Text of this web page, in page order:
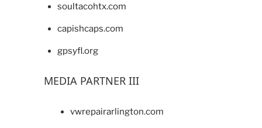
soultacohtx.com
capishcaps.com
gpsyfl.org
MEDIA PARTNER III
vwrepairarlington.com